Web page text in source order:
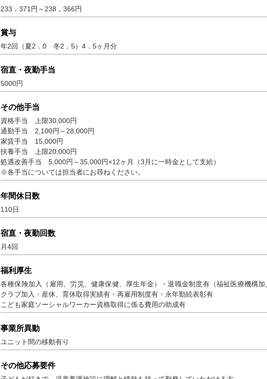
233，371円～238，366円
賞与
年2回（夏2．0 冬2．5）4．5ヶ月分
宿直・夜勤手当
5000円
その他手当
資格手当 上限30,000円
通勤手当 2,100円～28,000円
家賃手当 15,000円
扶養手当 上限20,000円
処遇改善手当 5,000円～35,000円×12ヶ月（3月に一時金として支給）
※各手当については担当者にお尋ねください。
年間休日数
110日
宿直・夜勤回数
月4回
福利厚生
各種保険加入（雇用、労災、健康保健、厚生年金）・退職金制度有（福祉医療機構
クラブ加入・産休、育休取得実績有・再雇用制度有・永年勤続表彰有
こども家庭ソーシャルワーカー資格取得に係る費用の助成有
事業所異動
ユニット間の移動有り
その他応募要件